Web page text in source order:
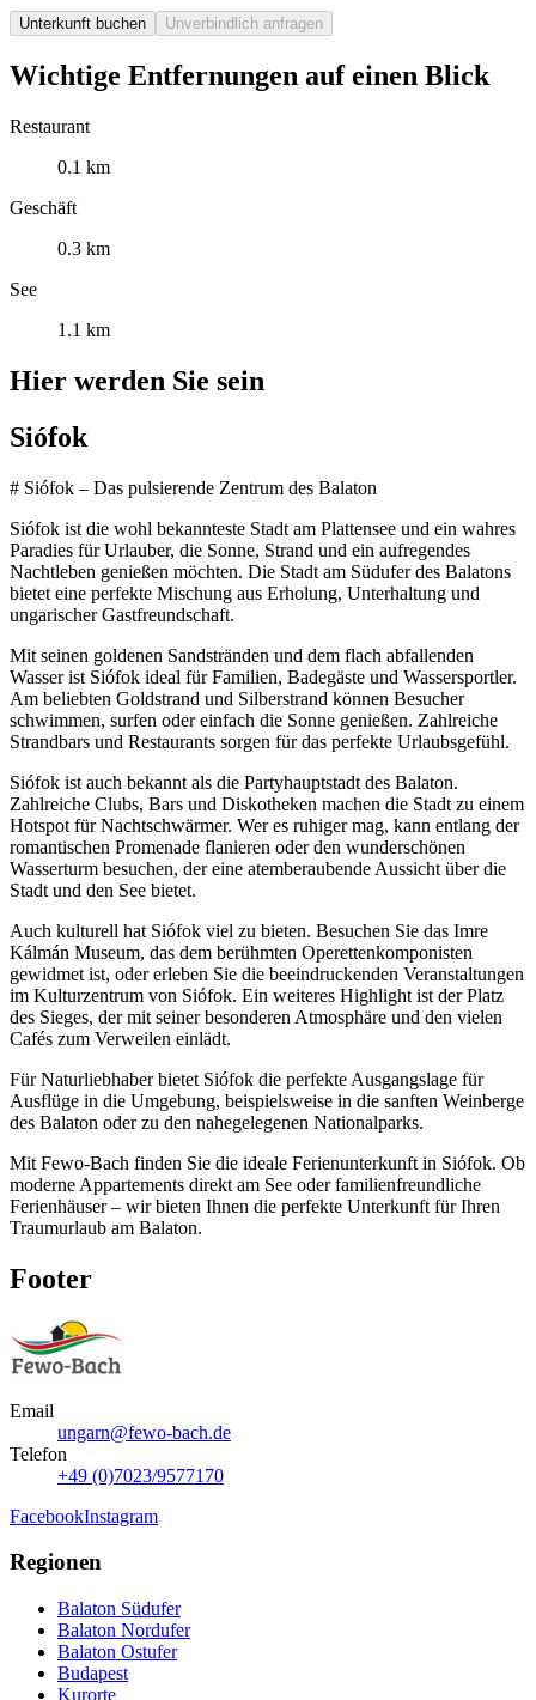
Unterkunft buchen Unverbindlich anfragen
Wichtige Entfernungen auf einen Blick
Restaurant
0.1 km
Geschäft
0.3 km
See
1.1 km
Hier werden Sie sein
Siófok
# Siófok – Das pulsierende Zentrum des Balaton
Siófok ist die wohl bekannteste Stadt am Plattensee und ein wahres
Paradies für Urlauber, die Sonne, Strand und ein aufregendes
Nachtleben genießen möchten. Die Stadt am Südufer des Balatons
bietet eine perfekte Mischung aus Erholung, Unterhaltung und
ungarischer Gastfreundschaft.
Mit seinen goldenen Sandstränden und dem flach abfallenden
Wasser ist Siófok ideal für Familien, Badegäste und Wassersportler.
Am beliebten Goldstrand und Silberstrand können Besucher
schwimmen, surfen oder einfach die Sonne genießen. Zahlreiche
Strandbars und Restaurants sorgen für das perfekte Urlaubsgefühl.
Siófok ist auch bekannt als die Partyhauptstadt des Balaton.
Zahlreiche Clubs, Bars und Diskotheken machen die Stadt zu einem
Hotspot für Nachtschwärmer. Wer es ruhiger mag, kann entlang der
romantischen Promenade flanieren oder den wunderschönen
Wasserturm besuchen, der eine atemberaubende Aussicht über die
Stadt und den See bietet.
Auch kulturell hat Siófok viel zu bieten. Besuchen Sie das Imre
Kálmán Museum, das dem berühmten Operettenkomponisten
gewidmet ist, oder erleben Sie die beeindruckenden Veranstaltungen
im Kulturzentrum von Siófok. Ein weiteres Highlight ist der Platz
des Sieges, der mit seiner besonderen Atmosphäre und den vielen
Cafés zum Verweilen einlädt.
Für Naturliebhaber bietet Siófok die perfekte Ausgangslage für
Ausflüge in die Umgebung, beispielsweise in die sanften Weinberge
des Balaton oder zu den nahegelegenen Nationalparks.
Mit Fewo-Bach finden Sie die ideale Ferienunterkunft in Siófok. Ob
moderne Appartements direkt am See oder familienfreundliche
Ferienhäuser – wir bieten Ihnen die perfekte Unterkunft für Ihren
Traumurlaub am Balaton.
Footer
Email
ungarn@fewo-bach.de
Telefon
+49 (0)7023/9577170
FacebookInstagram
Regionen
Balaton Südufer
Balaton Nordufer
Balaton Ostufer
Budapest
Kurorte